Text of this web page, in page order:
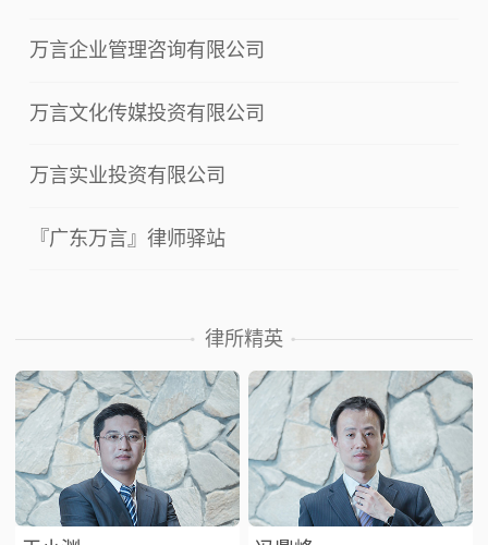
万言企业管理咨询有限公司
万言文化传媒投资有限公司
万言实业投资有限公司
『广东万言』律师驿站
律所精英